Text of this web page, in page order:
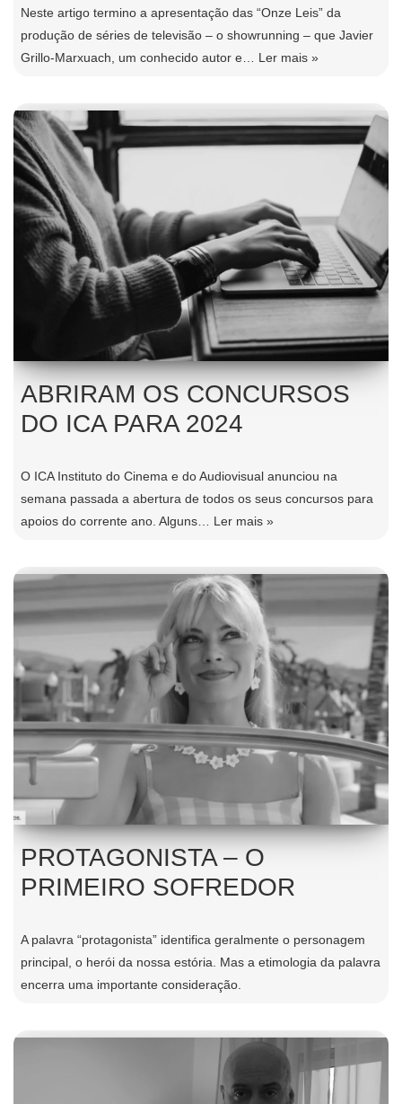
Neste artigo termino a apresentação das “Onze Leis” da
produção de séries de televisão – o showrunning – que Javier
Grillo-Marxuach, um conhecido autor e… Ler mais »
ABRIRAM OS CONCURSOS
DO ICA PARA 2024
O ICA Instituto do Cinema e do Audiovisual anunciou na
semana passada a abertura de todos os seus concursos para
apoios do corrente ano. Alguns… Ler mais »
PROTAGONISTA – O
PRIMEIRO SOFREDOR
A palavra “protagonista” identifica geralmente o personagem
principal, o herói da nossa estória. Mas a etimologia da palavra
encerra uma importante consideração.